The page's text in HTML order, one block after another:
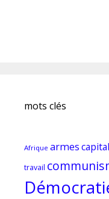
mots clés
Afrique armescapital
travail